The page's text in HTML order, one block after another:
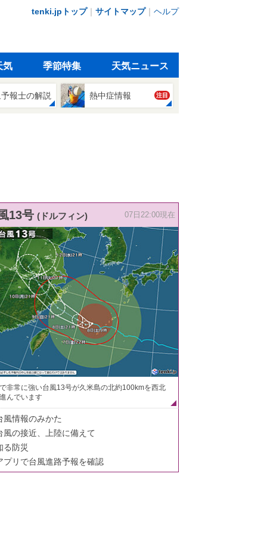
tenki.jpトップ｜ サイトマップ｜ ヘルプ
気 季節特集 天気ニュース
報士の解説 熱中症情報 注目
13号 (ドルフィン) 07日22:00現在
非常に強い台風13号が久米島の北約100kmを西北
んでいます
風情報のみかた
風の接近、上陸に備えて
る防災
プリで台風進路予報を確認